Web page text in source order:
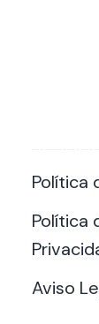
Política
Política
Aviso